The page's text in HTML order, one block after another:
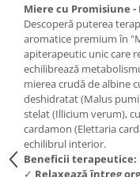
Miere cu Promisiune
Descoperă puterea
aromatice premium în
apiterapeutic unic care
echilibrează
mierea crudă de albine
deshidratat (Malus
stelat (Illicium verum),
cardamon (Elettaria
echilibrul interior.
Beneficii terapeutice:
✓ Relaxează întreg